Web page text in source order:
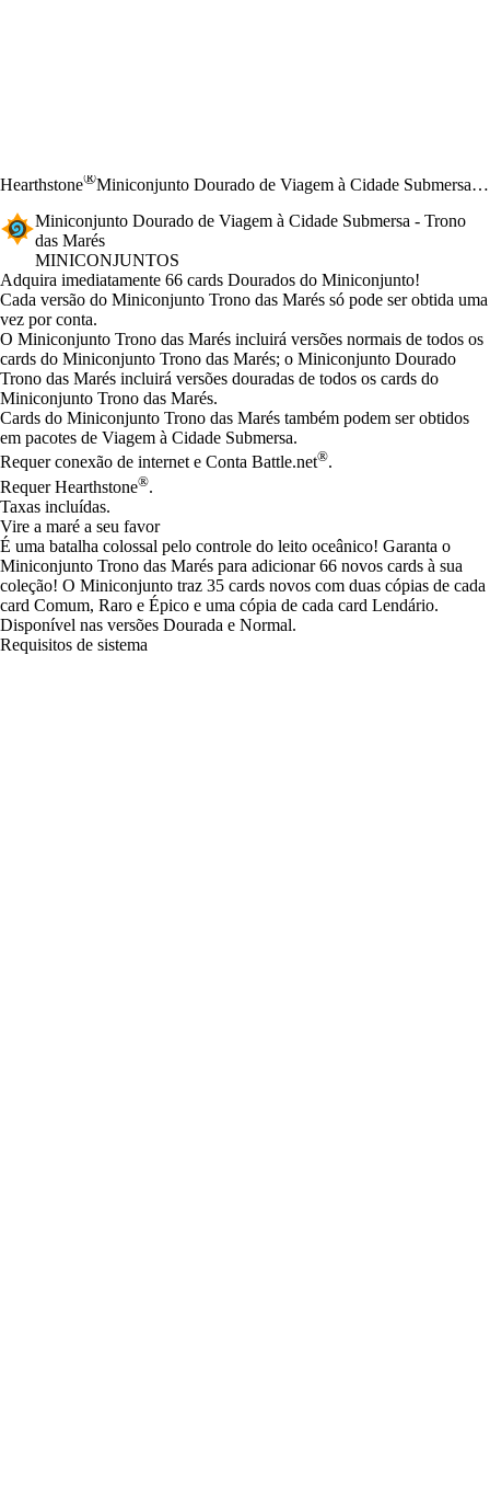
Hearthstone®
Miniconjunto Dourado de Viagem à Cidade Submersa - Trono das Marés
Miniconjunto Dourado de Viagem à Cidade Submersa - Trono
das Marés
MINICONJUNTOS
Product Notification
Adquira imediatamente 66 cards Dourados do Miniconjunto!
Preço
Available actions
Cada versão do Miniconjunto Trono das Marés só pode ser obtida uma
vez por conta.
O Miniconjunto Trono das Marés incluirá versões normais de todos os
cards do Miniconjunto Trono das Marés; o Miniconjunto Dourado
Trono das Marés incluirá versões douradas de todos os cards do
Miniconjunto Trono das Marés.
Cards do Miniconjunto Trono das Marés também podem ser obtidos
em pacotes de Viagem à Cidade Submersa.
Requer conexão de internet e Conta Battle.net®.
Requer Hearthstone®.
Taxas incluídas.
Vire a maré a seu favor
É uma batalha colossal pelo controle do leito oceânico! Garanta o
Miniconjunto Trono das Marés para adicionar 66 novos cards à sua
coleção! O Miniconjunto traz 35 cards novos com duas cópias de cada
card Comum, Raro e Épico e uma cópia de cada card Lendário.
Disponível nas versões Dourada e Normal.
Requisitos de sistema